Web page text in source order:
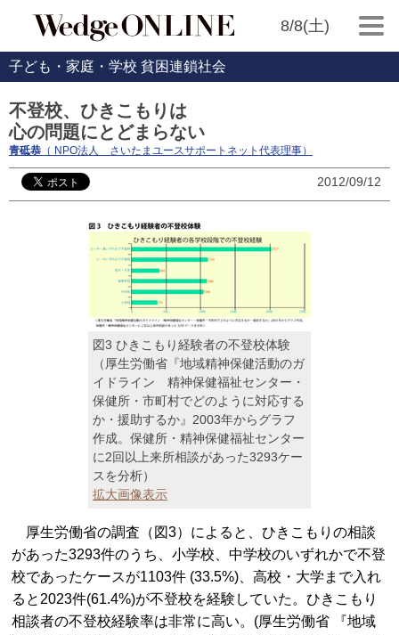
8/8(土)
子ども・家庭・学校 貧困連鎖社会
不登校、ひきこもりは
心の問題にとどまらない
青砥恭 （ NPO法人 さいたまユースサポートネット代表理事）
2012/09/12
図3 ひきこもり経験者の不登校体験
（厚生労働省『地域精神保健活動のガ
イドライン 精神保健福祉センター・
保健所・市町村でどのように対応する
か・援助するか』2003年からグラフ
作成。保健所・精神保健福祉センター
に2回以上来所相談があった3293ケー
スを分析）
拡大画像表示
厚生労働省の調査（図3）によると、ひきこもりの相談
があった3293件のうち、小学校、中学校のいずれかで不登
校であったケースが1103件 (33.5%)、高校・大学まで入れ
ると2023件(61.4%)が不登校を経験していた。ひきこもり
相談者の不登校経験率は非常に高い。(厚生労働省 『地域